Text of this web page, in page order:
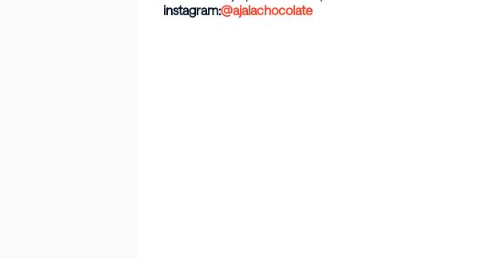
instagram:@ajalachocolate